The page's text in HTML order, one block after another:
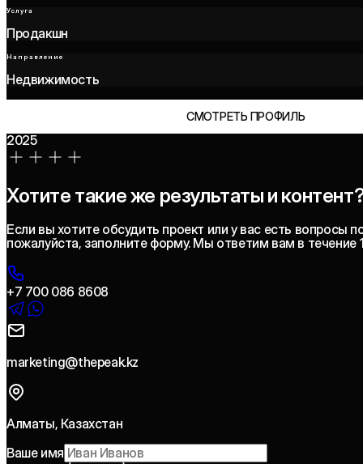
Услуга
Продакшн
Направление
Недвижимость
СМОТРЕТЬ ПРОФИЛЬ
2025
Хотите такие же результаты и
Если вы хотите обсудить проект или у вас есть вопросы
пожалуйста, заполните форму. Мы ответим вам в течение
+7 700 086 8608
marketing@thepeak.kz
Алматы, Казахстан
Ваше имя